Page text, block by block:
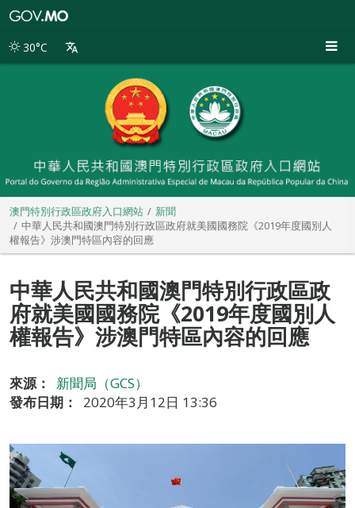
別
30°C
澳門特別行政區政府入口網站
新聞
中華人民共和國澳門特別行政區政府就美國國務院《2019年度國別人
權報告》涉澳門特區內容的回應
中華人民共和國澳門特別行政區政
府就美國國務院《2019年度國別人
權報告》涉澳門特區內容的回應
來源：
新聞局（GCS）
發布日期：
2020年3月12日 13:36